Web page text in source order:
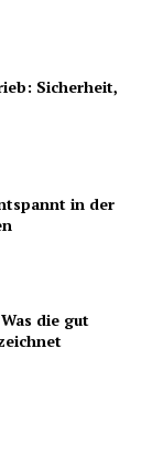
Sicherheit,
in der
die gut